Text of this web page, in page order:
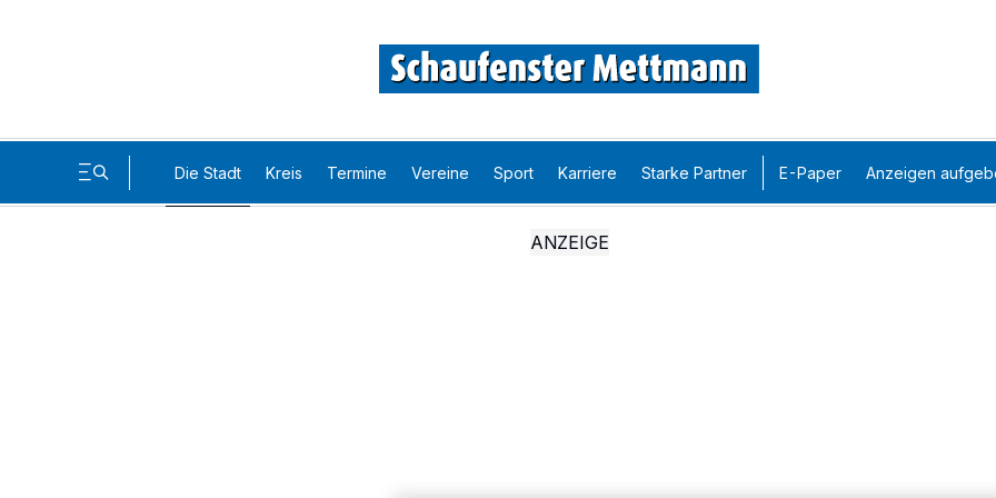
Die Stadt Kreis Termine Vereine Sport Karriere Starke Partner E-Paper Anzeigen